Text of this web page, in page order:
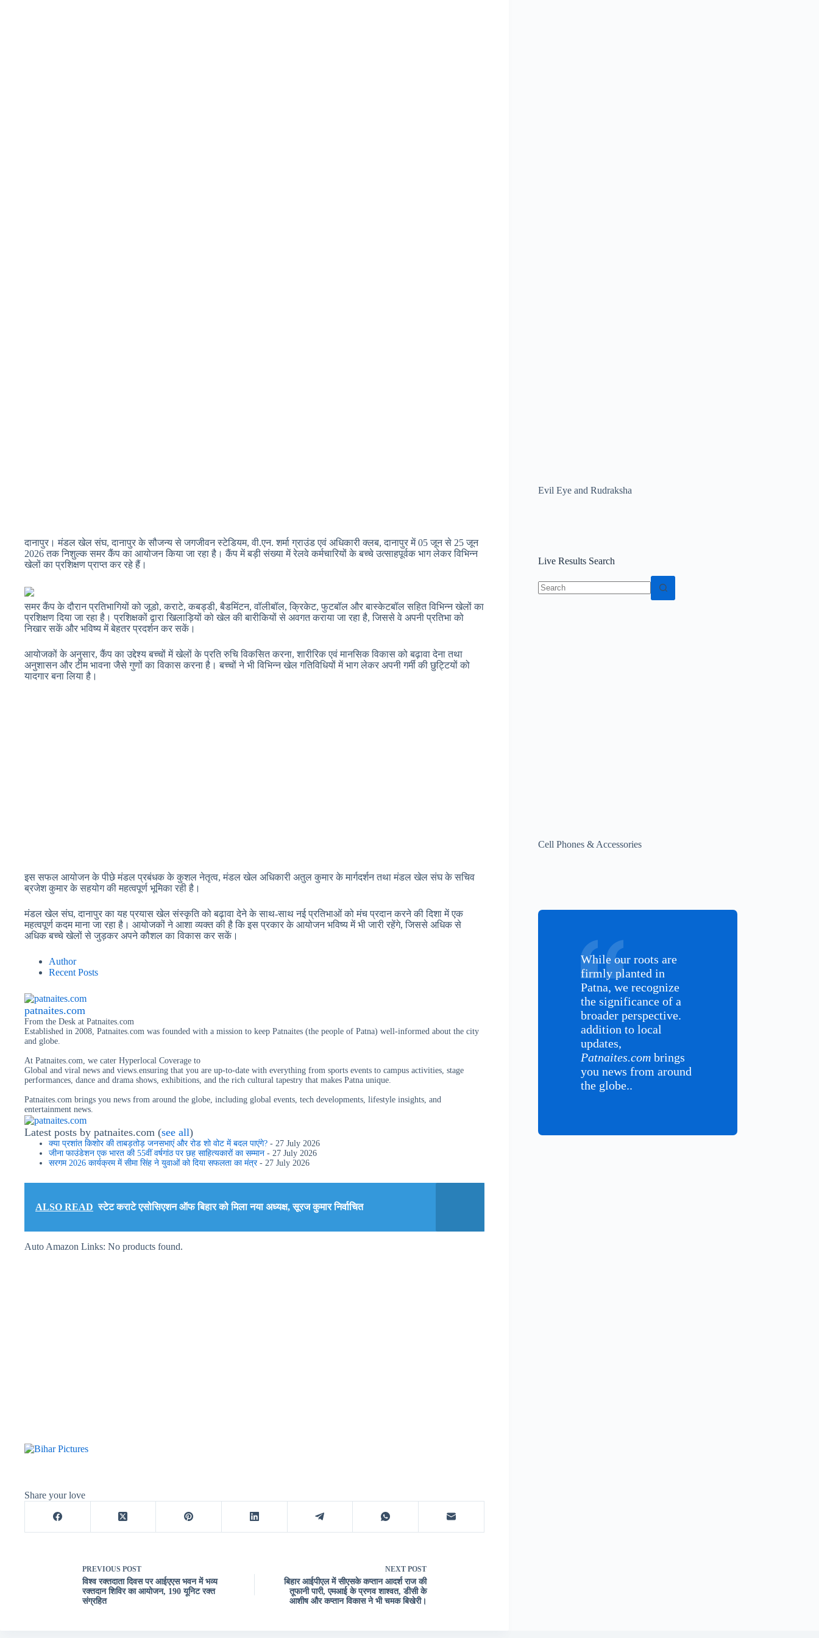
दानापुर। मंडल खेल संघ, दानापुर के सौजन्य से जगजीवन स्टेडियम, वी.एन. शर्मा ग्राउंड एवं अधिकारी क्लब, दानापुर में 05 जून से 25 जून
2026 तक निशुल्क समर कैंप का आयोजन किया जा रहा है। कैंप में बड़ी संख्या में रेलवे कर्मचारियों के बच्चे उत्साहपूर्वक भाग लेकर विभिन्न
खेलों का प्रशिक्षण प्राप्त कर रहे हैं।
समर कैंप के दौरान प्रतिभागियों को जूडो, कराटे, कबड्डी, बैडमिंटन, वॉलीबॉल, क्रिकेट, फुटबॉल और बास्केटबॉल सहित विभिन्न खेलों का
प्रशिक्षण दिया जा रहा है। प्रशिक्षकों द्वारा खिलाड़ियों को खेल की बारीकियों से अवगत कराया जा रहा है, जिससे वे अपनी प्रतिभा को
निखार सकें और भविष्य में बेहतर प्रदर्शन कर सकें।
आयोजकों के अनुसार, कैंप का उद्देश्य बच्चों में खेलों के प्रति रुचि विकसित करना, शारीरिक एवं मानसिक विकास को बढ़ावा देना तथा
अनुशासन और टीम भावना जैसे गुणों का विकास करना है। बच्चों ने भी विभिन्न खेल गतिविधियों में भाग लेकर अपनी गर्मी की छुट्टियों को
यादगार बना लिया है।
इस सफल आयोजन के पीछे मंडल प्रबंधक के कुशल नेतृत्व, मंडल खेल अधिकारी अतुल कुमार के मार्गदर्शन तथा मंडल खेल संघ के सचिव
ब्रजेश कुमार के सहयोग की महत्वपूर्ण भूमिका रही है।
मंडल खेल संघ, दानापुर का यह प्रयास खेल संस्कृति को बढ़ावा देने के साथ-साथ नई प्रतिभाओं को मंच प्रदान करने की दिशा में एक
महत्वपूर्ण कदम माना जा रहा है। आयोजकों ने आशा व्यक्त की है कि इस प्रकार के आयोजन भविष्य में भी जारी रहेंगे, जिससे अधिक से
अधिक बच्चे खेलों से जुड़कर अपने कौशल का विकास कर सकें।
Author
Recent Posts
patnaites.com
From the Desk at Patnaites.com
Established in 2008, Patnaites.com was founded with a mission to keep Patnaites (the people of Patna) well-informed about the city
and globe.
At Patnaites.com, we cater Hyperlocal Coverage to
Global and viral news and views.ensuring that you are up-to-date with everything from sports events to campus activities, stage
performances, dance and drama shows, exhibitions, and the rich cultural tapestry that makes Patna unique.
Patnaites.com brings you news from around the globe, including global events, tech developments, lifestyle insights, and
entertainment news.
Latest posts by patnaites.com (see all)
क्या प्रशांत किशोर की ताबड़तोड़ जनसभाएं और रोड शो वोट में बदल पाएंगे? - 27 July 2026
जीना फाउंडेशन एक भारत की 55वीं वर्षगांठ पर छह साहित्यकारों का सम्मान - 27 July 2026
सरगम 2026 कार्यक्रम में सीमा सिंह ने युवाओं को दिया सफलता का मंत्र- 27 July 2026
ALSO READ स्टेट कराटे एसोसिएशन ऑफ बिहार को मिला नया अध्यक्ष, सूरज कुमार निर्वाचित
Auto Amazon Links: No products found.
Share your love
PREVIOUS POST
विश्व रक्तदाता दिवस पर आईएएस भवन में भव्य
रक्तदान शिविर का आयोजन, 190 यूनिट रक्त
संग्रहित
NEXT POST
बिहार आईपीएल में सीएसके कप्तान आदर्श राज की
तूफानी पारी, एमआई के प्रणव शाश्वत, डीसी के
आशीष और कप्तान विकास ने भी चमक बिखेरी।
Evil Eye and Rudraksha
Live Results Search
Cell Phones & Accessories
While our roots are
firmly planted in
Patna, we recognize
the significance of a
broader perspective.
addition to local
updates,
Patnaites.com brings
you news from around
the globe..